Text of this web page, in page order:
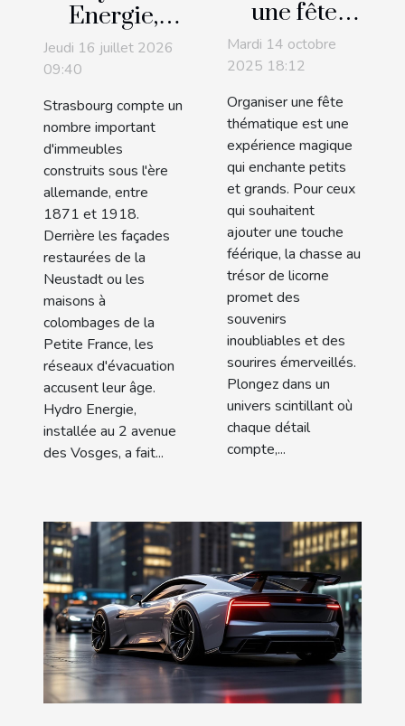
Energie,
expert de
l'inspection
des
canalisations
par caméra
à Strasbourg
!
Jeudi 16 juillet 2026
09:40
Strasbourg compte un
nombre important
d'immeubles
construits sous l'ère
allemande, entre
1871 et 1918.
Derrière les façades
restaurées de la
Neustadt ou les
maisons à
colombages de la
Petite France, les
réseaux d'évacuation
accusent leur âge.
Hydro Energie,
installée au 2 avenue
des Vosges, a fait...
une fête
thématique
avec une
chasse au
trésor de
licorne
Mardi 14 octobre
2025 18:12
Organiser une fête
thématique est une
expérience magique
qui enchante petits
et grands. Pour ceux
qui souhaitent
ajouter une touche
féérique, la chasse au
trésor de licorne
promet des
souvenirs
inoubliables et des
sourires émerveillés.
Plongez dans un
univers scintillant où
chaque détail
compte,...